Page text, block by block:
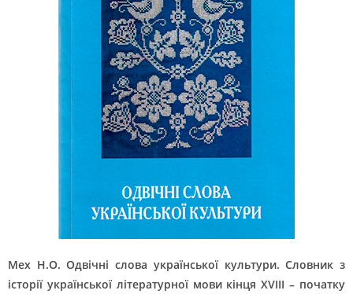
Мех Н.О. Одвічні слова української культури. Словник з
історії української літературної мови кінцяXVIII – початку